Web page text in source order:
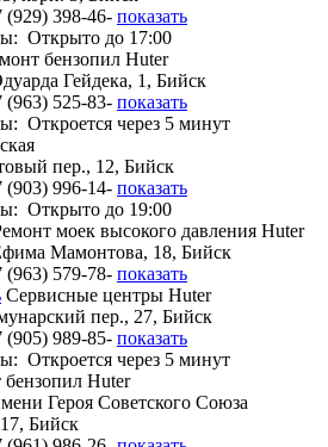
(929) 398-46- показать
Открыто до 17:00
бензопил Huter
Гейдека, 1, Бийск
(963) 525-83- показать
Откроется через 5 минут
пер., 12, Бийск
(903) 996-14- показать
Открыто до 19:00
моек высокого давления Huter
Мамонтова, 18, Бийск
(963) 579-78- показать
Сервисные центры Huter
пер., 27, Бийск
(905) 989-85- показать
Откроется через 5 минут
бензопил Huter
Героя Советского Союза
Бийск